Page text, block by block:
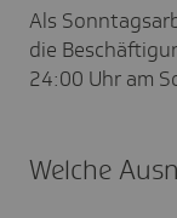
Als
die
24:00 Uhr am
Welche